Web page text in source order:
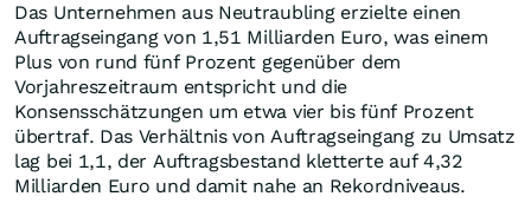
Das Unternehmen aus Neutraubling erzielte einen
Auftragseingang von 1,51 Milliarden Euro, was einem
Plus von rund fünf Prozent gegenüber dem
Vorjahreszeitraum entspricht und die
Konsensschätzungen um etwa vier bis fünf Prozent
übertraf. Das Verhältnis von Auftragseingang zu Umsatz
lag bei 1,1, der Auftragsbestand kletterte auf 4,32
Milliarden Euro und damit nahe an Rekordniveaus.